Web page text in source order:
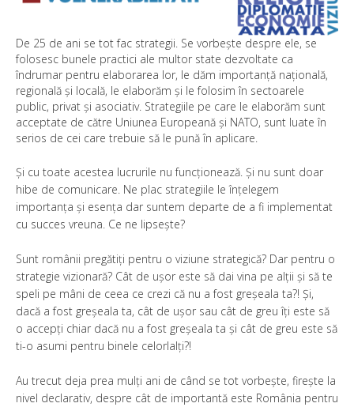
De 25 de ani se tot fac strategii. Se vorbește despre ele, se
folosesc bunele practici ale multor state dezvoltate ca
îndrumar pentru elaborarea lor, le dăm importanță națională,
regională și locală, le elaborăm și le folosim în sectoarele
public, privat și asociativ. Strategiile pe care le elaborăm sunt
acceptate de către Uniunea Europeană și NATO, sunt luate în
serios de cei care trebuie să le pună în aplicare.
Și cu toate acestea lucrurile nu funcționează. Și nu sunt doar
hibe de comunicare. Ne plac strategiile le înțelegem
importanța și esența dar suntem departe de a fi implementat
cu succes vreuna. Ce ne lipsește?
Sunt românii pregătiți pentru o viziune strategică? Dar pentru o
strategie vizionară? Cât de ușor este să dai vina pe alții și să te
speli pe mâni de ceea ce crezi că nu a fost greșeala ta?! Și,
dacă a fost greșeala ta, cât de ușor sau cât de greu îți este să
o accepți chiar dacă nu a fost greșeala ta și cât de greu este să
ti-o asumi pentru binele celorlalți?!
Au trecut deja prea mulți ani de când se tot vorbește, firește la
nivel declarativ, despre cât de importantă este România pentru